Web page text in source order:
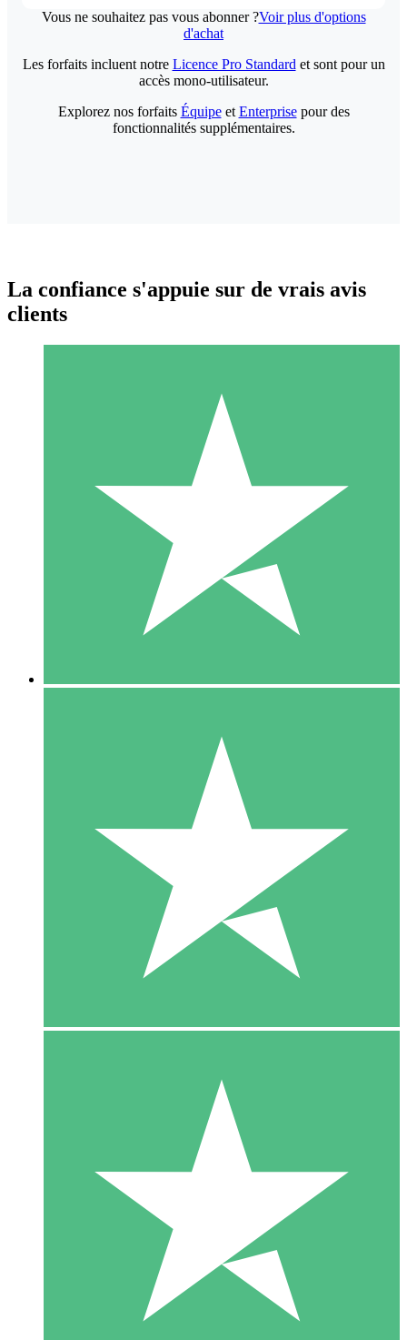
Vous ne souhaitez pas vous abonner ?Voir plus d'options
d'achat
Packs de Crédits Individuels
Payez à l'utilisation avec des crédits de téléchargement. Sans
1 Téléchargement
10 00
10 Téléchargements
20 00
Les forfaits incluent notre Licence Pro Standard et sont pour un
accès mono-utilisateur.
Explorez nos forfaits Équipeet Enterprisepour des
fonctionnalités supplémentaires.
La confiance s'appuie sur de vrais avis
clients